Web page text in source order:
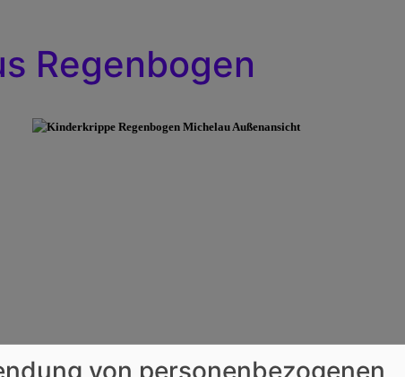
Regenbogen
von personenbezogenen